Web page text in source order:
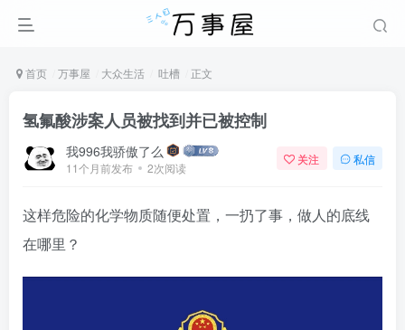
首页 万事屋 大众生活 吐槽 正文
氢氟酸涉案人员被找到并已被控制
我996我骄傲了么
11个月前发布 2次阅读
关注 私信
这样危险的化学物质随便处置，一扔了事，做人的底线
在哪里？